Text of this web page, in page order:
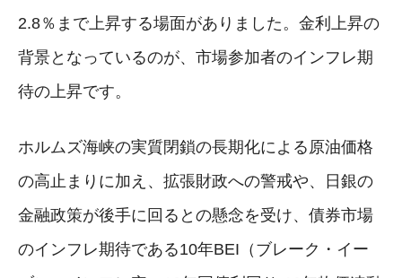
2.8％まで上昇する場面がありました。金利上昇の
背景となっているのが、市場参加者のインフレ期
待の上昇です。
ホルムズ海峡の実質閉鎖の長期化による原油価格
の高止まりに加え、拡張財政への警戒や、日銀の
金融政策が後手に回るとの懸念を受け、債券市場
のインフレ期待である10年BEI（ブレーク・イー